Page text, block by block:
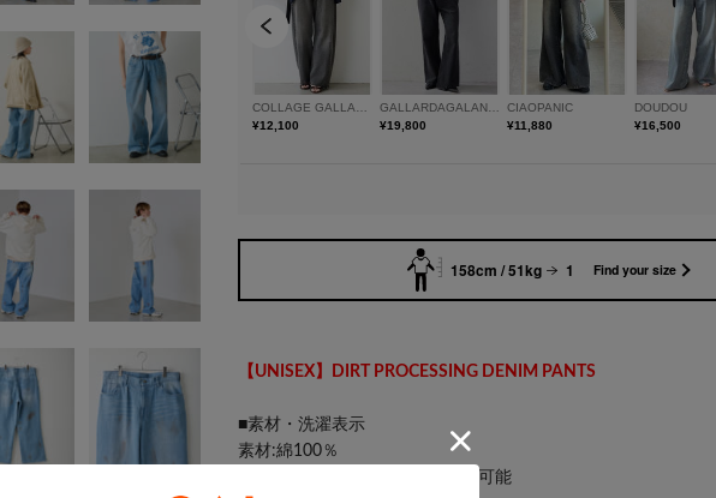
158cm / 51kg 1 Find your size
【UNISEX】DIRT PROCESSING DENIM PANTS
■素材・洗濯表示
素材:綿100％
洗濯:洗濯機の通常コースで洗濯可能